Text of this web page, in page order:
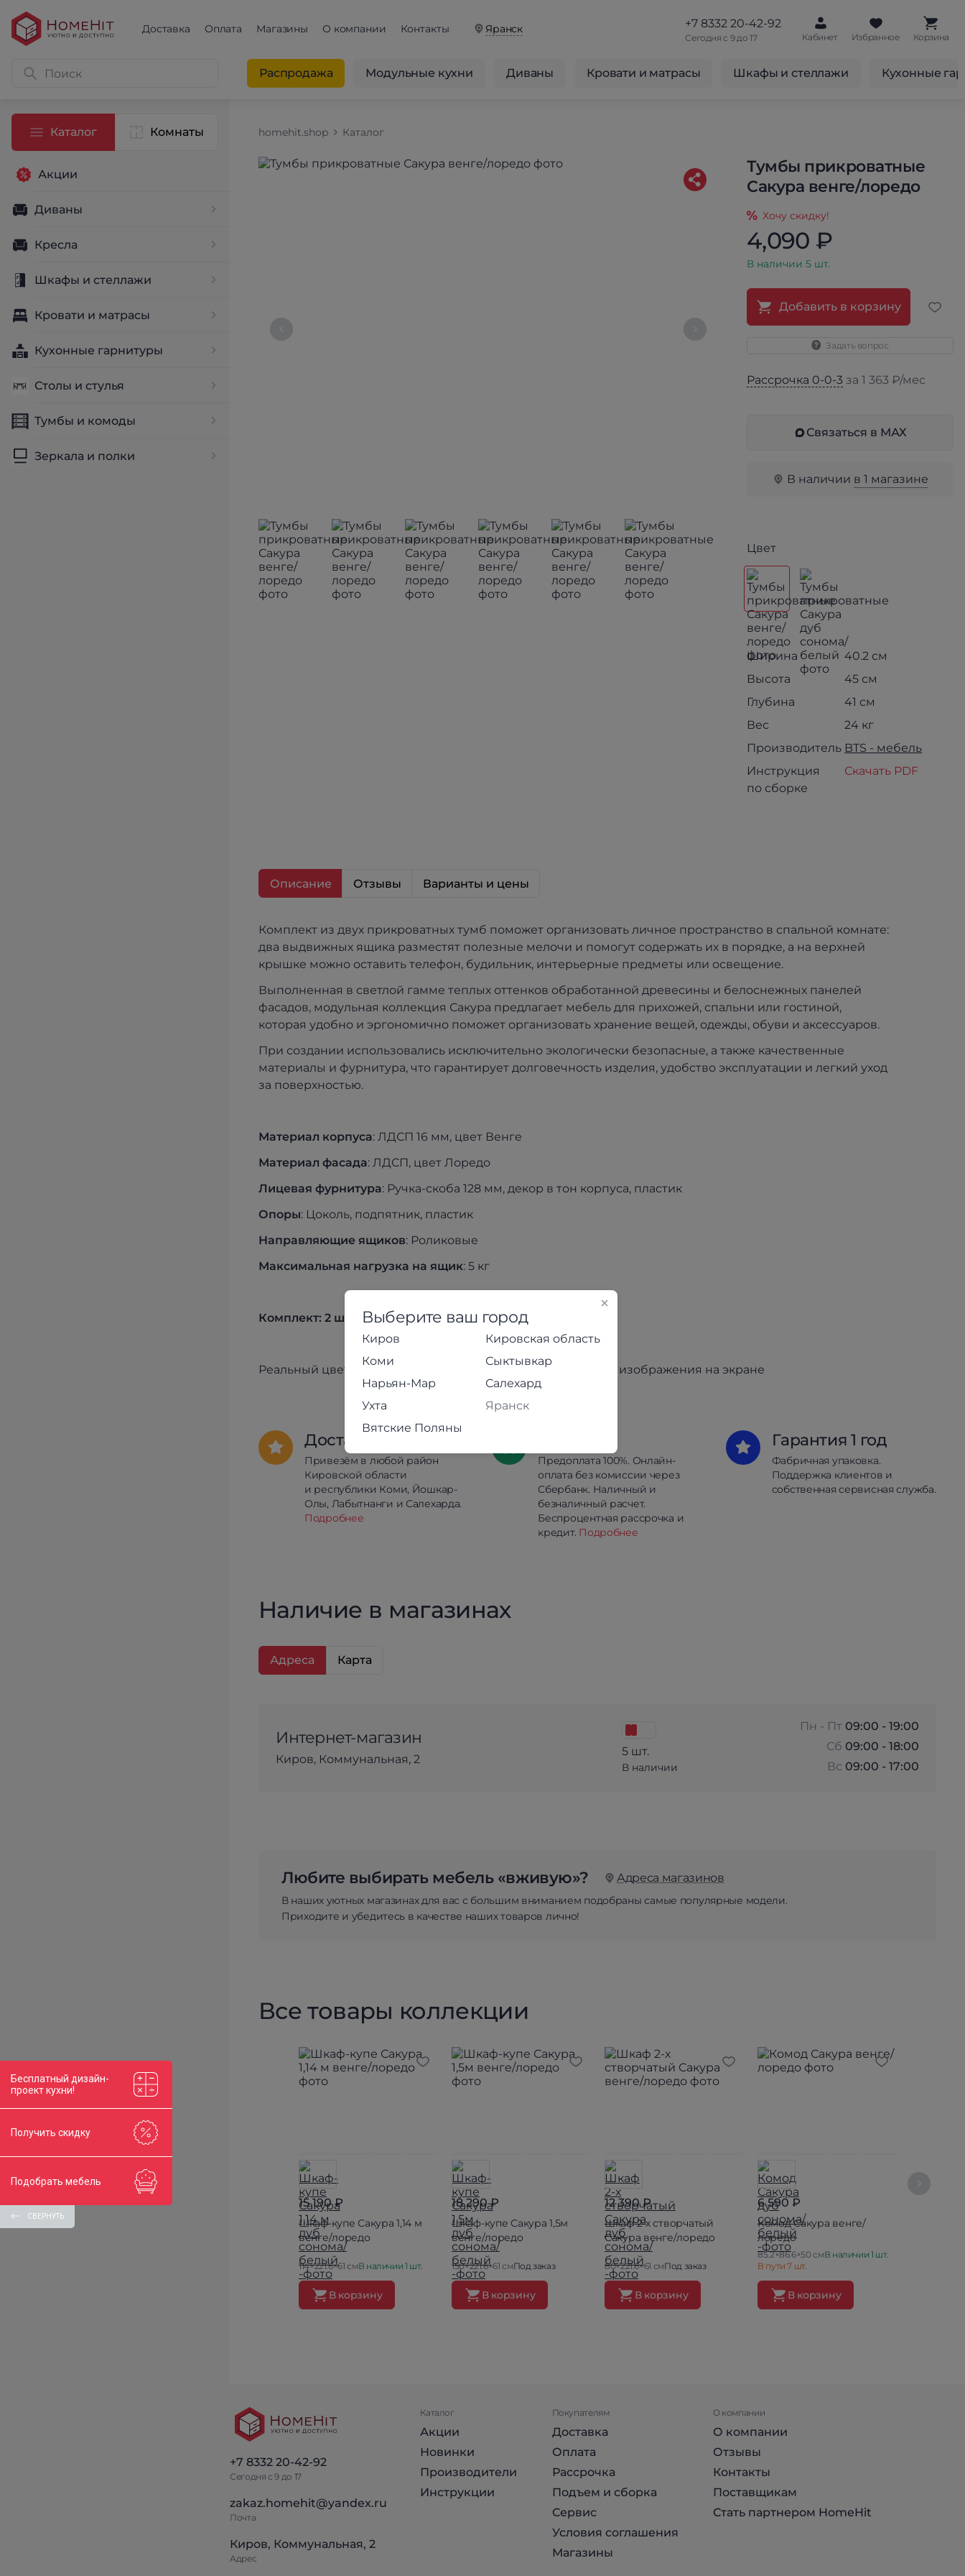
Доставка Оплата Магазины О компании Контакты Яранск +7 8332 20-42-92
Сегодня с 9 до 17 Кабинет Избранное Корзина
Распродажа Модульные кухни Диваны Кровати и матрасы Шкафы и стеллажи Кухонные
Каталог Комнаты
Акции
Диваны
Кресла
Шкафы и стеллажи
Кровати и матрасы
Кухонные гарнитуры
Столы и стулья
Тумбы и комоды
Зеркала и полки
homehit.shop Каталог
Тумбы прикроватные
Сакура венге/лоредо
Хочу скидку!
4,090 ₽
В наличии 5 шт.
Добавить в корзину
Задать вопрос
Рассрочка 0-0-3 за 1 363 ₽/мес
Связаться в МАХ
В наличии в 1 магазине
Цвет
Ширина
40.2 см
Высота
45 см
Глубина
41 см
Вес
24 кг
Производитель BTS - мебель
Инструкция
по сборке
Скачать PDF
Описание Отзывы Варианты и цены
Комплект из двух прикроватных тумб поможет организовать личное пространство в спальной комнате:
два выдвижных ящика разместят полезные мелочи и помогут содержать их в порядке, а на верхней
крышке можно оставить телефон, будильник, интерьерные предметы или освещение.
Выполненная в светлой гамме теплых оттенков обработанной древесины и белоснежных панелей
фасадов, модульная коллекция Сакура предлагает мебель для прихожей, спальни или гостиной,
которая удобно и эргономично поможет организовать хранение вещей, одежды, обуви и аксессуаров.
При создании использовались исключительно экологически безопасные, а также качественные
материалы и фурнитура, что гарантирует долговечность изделия, удобство эксплуатации и легкий уход
за поверхностью.
Материал корпуса: ЛДСП 16 мм, цвет Венге
Материал фасада: ЛДСП, цвет Лоредо
Лицевая фурнитура: Ручка-скоба 128 мм, декор в тон корпуса, пластик
Опоры: Цоколь, подпятник, пластик
Направляющие ящиков: Роликовые
Максимальная нагрузка на ящик: 5 кг
Комплект: 2 штуки
Реальный цвет товара может незначительно отличаться от изображения на экране
Доставка
Привезём в любой район
Кировской области
и республики Коми, Йошкар-
Олы, Лабытнанги и Салехарда.
Подробнее
Предоплата 100%. Онлайн-
оплата без комиссии через
Сбербанк. Наличный и
безналичный расчет.
Беспроцентная рассрочка и
кредит. Подробнее
Гарантия 1 год
Фабричная упаковка.
Поддержка клиентов и
собственная сервисная служба.
Наличие в магазинах
Адреса Карта
Интернет-магазин
Киров, Коммунальная, 2
5 шт.
В наличии
Пн - Пт 09:00 - 19:00
Сб 09:00 - 18:00
Вс 09:00 - 17:00
Любите выбирать мебель «вживую»? Адреса магазинов
В наших уютных магазинах для вас с большим вниманием подобраны самые популярные модели.
Приходите и убедитесь в качестве наших товаров лично!
Все товары коллекции
15 190 ₽
Шкаф-купе Сакура 1,14 м
венге/лоредо
114×221.6×61 смВ наличии 1 шт.
В корзину
18 290 ₽
Шкаф-купе Сакура 1,5м
венге/лоредо
150×221.6×61 смПод заказ
В корзину
12 390 ₽
Шкаф 2-х створчатый
Сакура венге/лоредо
80×221.6×61 смПод заказ
В корзину
6 590 ₽
Комод Сакура венге/
лоредо
85.2×86.6×50 смВ наличии 1 шт.
В пути 7 шт.
В корзину
Выберите ваш город
Киров
Кировская область
Коми
Сыктывкар
Нарьян-Мар
Салехард
Ухта
Яранск
Вятские Поляны
+7 8332 20-42-92
Сегодня с 9 до 17
zakaz.homehit@yandex.ru
Почта
Киров, Коммунальная, 2
Адрес
Каталог
Акции
Новинки
Производители
Инструкции
Покупателям
Доставка
Оплата
Рассрочка
Подъем и сборка
Сервис
Условия соглашения
Магазины
О компании
О компании
Отзывы
Контакты
Поставщикам
Стать партнером HomeHit
Бесплатный дизайн-
проект кухни!
Получить скидку
Подобрать мебель
СВЕРНУТЬ